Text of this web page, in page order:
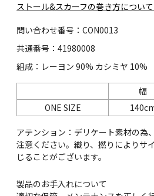
ストール&スカーフの巻き方につい
問い合わせ番号：CON0013
共通番号：41980008
組成：レーヨン 90% カシミヤ 10%
幅
ONE SIZE
アテンション：デリケート素材の為
注意ください。織り、撚りによりサ
じることがございます。
製品のお手入れについて